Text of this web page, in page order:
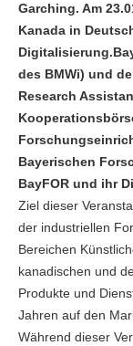
Garching. Am
Kanada in
des BMWi) und
Research
Bayerischen
BayFOR und ihr
Ziel dieser
der industriellen
Bereichen
kanadischen und
Produkte und
Jahren auf den
Während dieser